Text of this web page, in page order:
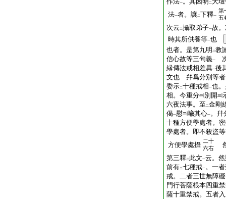
一 二
法一者。讓二下釋一
第
五
次云 二攝取弟子一故
時其所供養等一也
也者。是第九明 二教
信心故等三句義一
縁傳法戒相差異一後
文也 幷爲分別等者
委示二十種戒相一也
相。今重分
別開
六夜法事。至 二金剛
偈一慰 喩其心一。幷
十種方便學處者。
學處者。即不殺盜
方便學處攝 二十
六右
第三釋二 此文一云。
前有二七種戒一。一
戒。二者三世無障
門行菩薩根本四重
薩十重禁戒。五者